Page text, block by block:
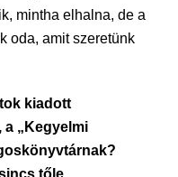
mintha elhalna, de a
oda, amit szeretünk
kiadott
a „Kegyelmi
tőle.